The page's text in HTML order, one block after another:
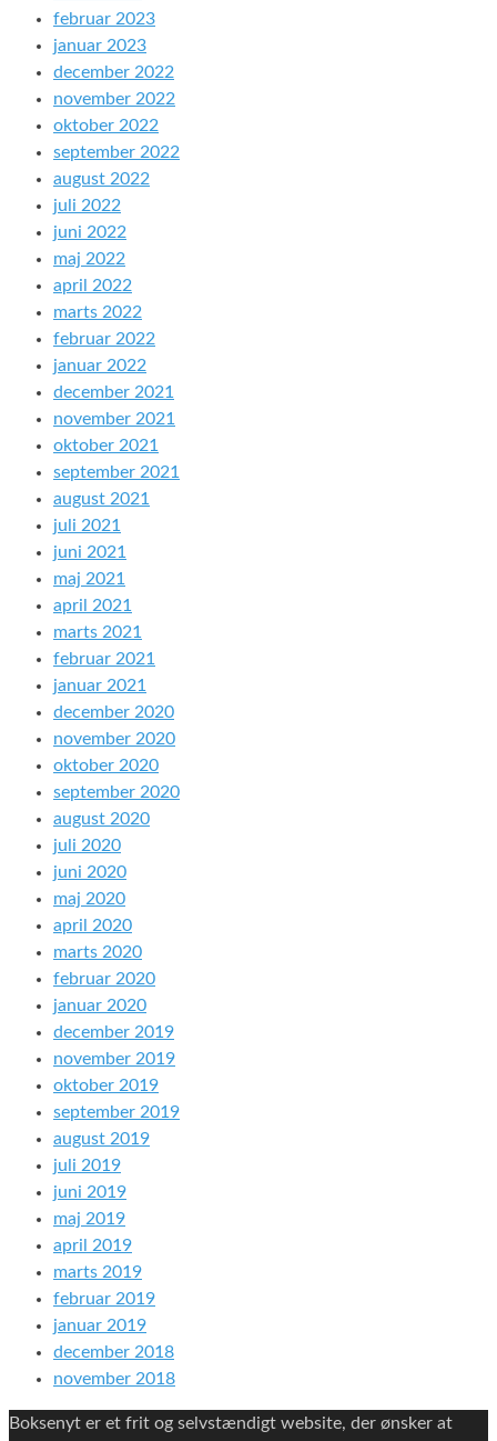
februar 2023
januar 2023
december 2022
november 2022
oktober 2022
september 2022
august 2022
juli 2022
juni 2022
maj 2022
april 2022
marts 2022
februar 2022
januar 2022
december 2021
november 2021
oktober 2021
september 2021
august 2021
juli 2021
juni 2021
maj 2021
april 2021
marts 2021
februar 2021
januar 2021
december 2020
november 2020
oktober 2020
september 2020
august 2020
juli 2020
juni 2020
maj 2020
april 2020
marts 2020
februar 2020
januar 2020
december 2019
november 2019
oktober 2019
september 2019
august 2019
juli 2019
juni 2019
maj 2019
april 2019
marts 2019
februar 2019
januar 2019
december 2018
november 2018
Boksenyt er et frit og selvstændigt website, der ønsker at